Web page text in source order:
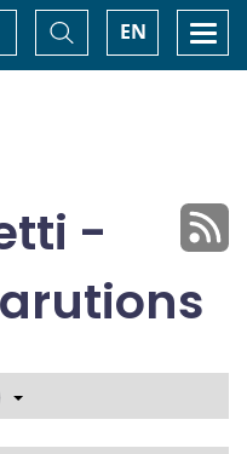
EN
Basculer
la
recherche
-